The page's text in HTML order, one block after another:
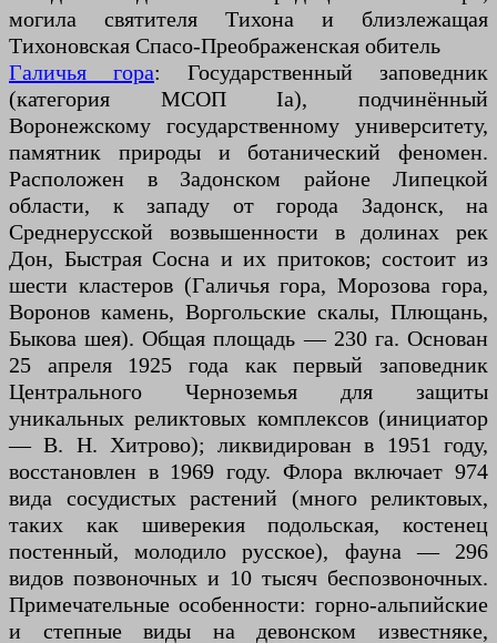
могила святителя Тихона и близлежащая
Тихоновская Спасо-Преображенская обитель
Галичья гора: Государственный заповедник
(категория МСОП Ia), подчинённый
Воронежскому государственному университету,
памятник природы и ботанический феномен.
Расположен в Задонском районе Липецкой
области, к западу от города Задонск, на
Среднерусской возвышенности в долинах рек
Дон, Быстрая Сосна и их притоков; состоит из
шести кластеров (Галичья гора, Морозова гора,
Воронов камень, Воргольские скалы, Плющань,
Быкова шея). Общая площадь — 230 га. Основан
25 апреля 1925 года как первый заповедник
Центрального Черноземья для защиты
уникальных реликтовых комплексов (инициатор
— В. Н. Хитрово); ликвидирован в 1951 году,
восстановлен в 1969 году. Флора включает 974
вида сосудистых растений (много реликтовых,
таких как шиверекия подольская, костенец
постенный, молодило русское), фауна — 296
видов позвоночных и 10 тысяч беспозвоночных.
Примечательные особенности: горно-альпийские
и степные виды на девонском известняке,